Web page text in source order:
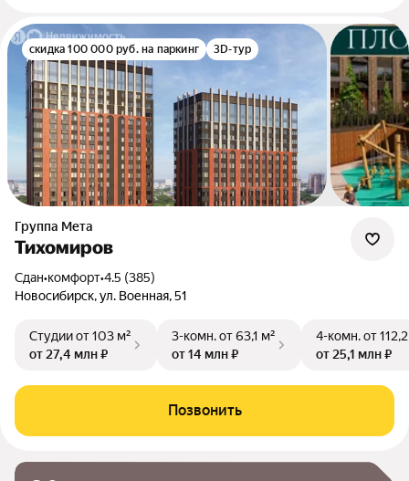
скидка 100 000 руб. на паркинг 3D-тур
Группа Мета
Тихомиров
Сдан•комфорт•4.5 (385)
Новосибирск, ул. Военная, 51
Студииот 103 м²
от 27,4 млн ₽
3-комн.от 63,1 м²
от 14 млн ₽
4-комн.от
от 25,1 млн ₽
Позвонить